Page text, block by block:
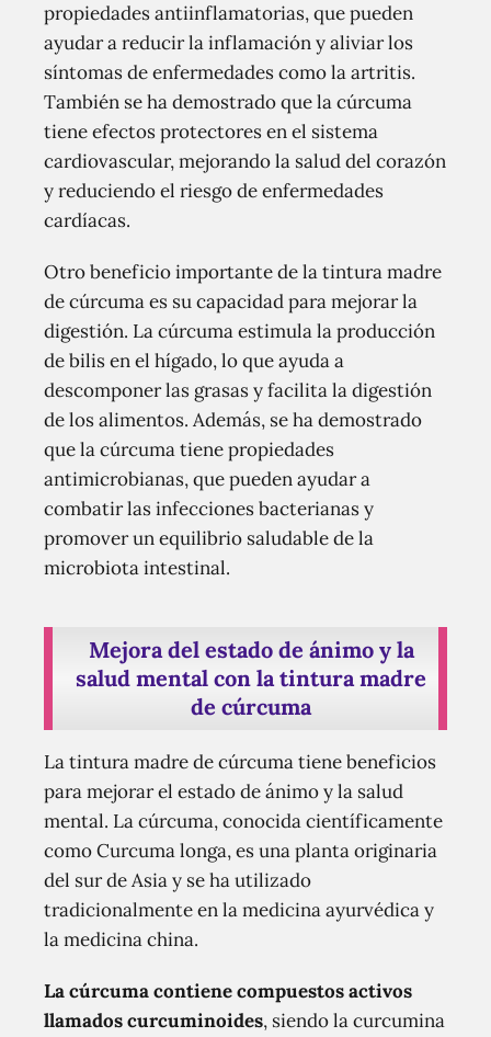
propiedades antiinflamatorias, que pueden
ayudar a reducir la inflamación y aliviar los
síntomas de enfermedades como la artritis.
También se ha demostrado que la cúrcuma
tiene efectos protectores en el sistema
cardiovascular, mejorando la salud del corazón
y reduciendo el riesgo de enfermedades
cardíacas.
Otro beneficio importante de la tintura madre
de cúrcuma es su capacidad para mejorar la
digestión. La cúrcuma estimula la producción
de bilis en el hígado, lo que ayuda a
descomponer las grasas y facilita la digestión
de los alimentos. Además, se ha demostrado
que la cúrcuma tiene propiedades
antimicrobianas, que pueden ayudar a
combatir las infecciones bacterianas y
promover un equilibrio saludable de la
microbiota intestinal.
Mejora del estado de ánimo y la
salud mental con la tintura madre
de cúrcuma
La tintura madre de cúrcuma tiene beneficios
para mejorar el estado de ánimo y la salud
mental. La cúrcuma, conocida científicamente
como Curcuma longa, es una planta originaria
del sur de Asia y se ha utilizado
tradicionalmente en la medicina ayurvédica y
la medicina china.
La cúrcuma contiene compuestos activos
llamados curcuminoides, siendo la curcumina